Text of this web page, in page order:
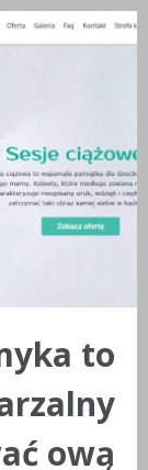
to
ową